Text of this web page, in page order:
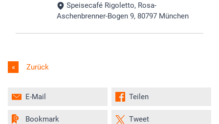
Speisecafé Rigoletto, Rosa-
Aschenbrenner-Bogen 9, 80797 München
Zurück
Teilen
Tweet
E-Mail
Bookmark